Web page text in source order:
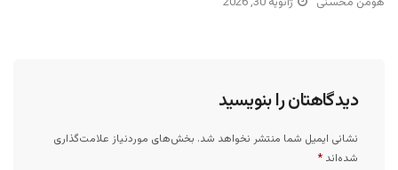
دیدگاهتان را بنویسید
نشانی ایمیل شما منتشر نخواهد شد. بخش‌های موردنیاز علامت‌گذاری
شده‌اند *